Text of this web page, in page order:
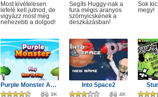
Most kivételesen
lefelé kell jutnod, de
vigyázz most még
nehezebb a dolgod!
Segíts Huggy-nak a
fura mégis aranyos
szörnyicskének a
deszkázásban!
Sok
megy!
Purple Monster Adventure
3K
Into Space2
4K